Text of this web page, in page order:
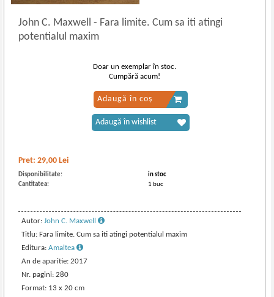
John C. Maxwell- Fara limite. Cum sa iti atingi
potentialul maxim
Pret:29,00 Lei
Disponibilitate:
in stoc
Cantitatea:
1 buc
Autor:John C. Maxwell
Titlu: Fara limite. Cum sa iti atingi potentialul maxim
Editura:Amaltea
An de aparitie: 2017
Nr. pagini: 280
Format: 13 x 20 cm
Doar un exemplar în stoc.
Cumpără acum!
Adaugă în coș
Adaugă în wishlist